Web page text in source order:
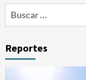
Buscar:
Reportes